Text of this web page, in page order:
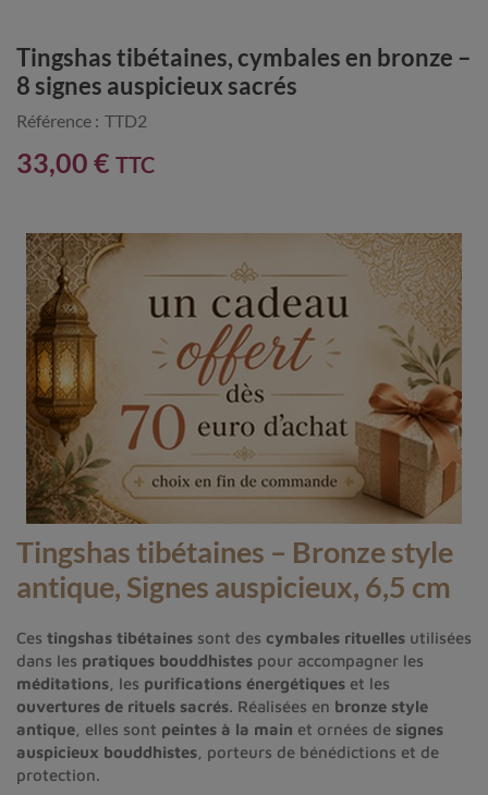
Tingshas tibétaines, cymbales en bronze –
8 signes auspicieux sacrés
Référence : TTD2
33,00 € TTC
Tingshas tibétaines – Bronze style
antique, Signes auspicieux, 6,5 cm
Ces tingshas tibétaines sont des cymbales rituelles utilisées
dans les pratiques bouddhistes pour accompagner les
méditations , les purifications énergétiques et les
ouvertures de rituels sacrés. Réalisées en bronze style
antique , elles sont peintes à la main et ornées de signes
auspicieux bouddhistes , porteurs de bénédictions et de
protection.